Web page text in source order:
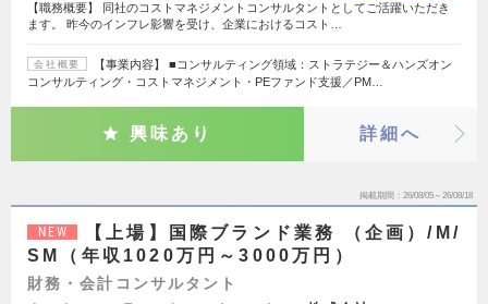
【職務概要】 同社のコストマネジメントコンサルタントとしてご活躍いただき
ます。 昨今のインフレ影響を受け、企業におけるコスト…
会社概要
【事業内容】 ■コンサルティング領域：ストラテジー＆ハンズオン
コンサルティング・コストマネジメント・PEファンド支援／PM…
興味あり 詳細へ
掲載期間 26/08/05～26/08/18
NEW
【上場】国際ブランド業務 （企画）/M/
SM（年収1020万円～3000万円）
財務・会計コンサルタント